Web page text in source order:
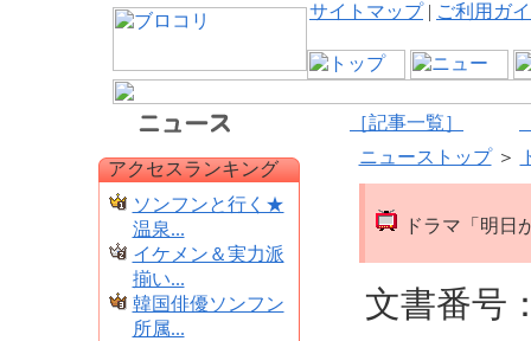
サイトマップ| ご利用ガ
［記事一覧］
アクセスランキング
ソンフンと行く★
温泉...
イケメン＆実力派
揃い...
韓国俳優ソンフン
所属...
ニューストップ＞
ドラマ「明日
文書番号